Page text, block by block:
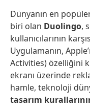
Dünyanın en
biri olan Duolingo,
kullanıcılarının
Uygulamanın,
Activities) özelliğini
ekranı üzerinde
hamle, teknoloji
tasarım